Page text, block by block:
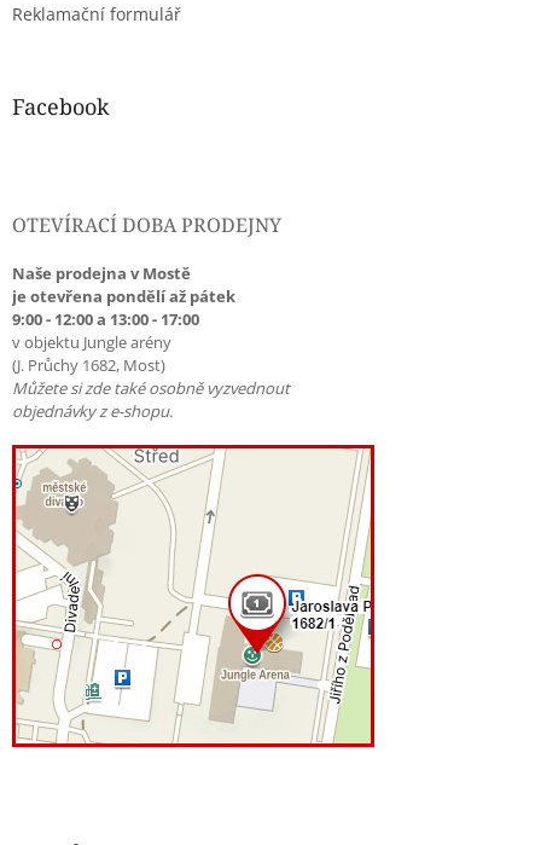
Reklamační formulář
Facebook
OTEVÍRACÍ DOBA PRODEJNY
Naše prodejna v Mostě
je otevřena pondělí až pátek
9:00 - 12:00 a 13:00 - 17:00
v objektu Jungle arény
(J. Průchy 1682, Most)
Můžete si zde také osobně vyzvednout
objednávky z e-shopu.